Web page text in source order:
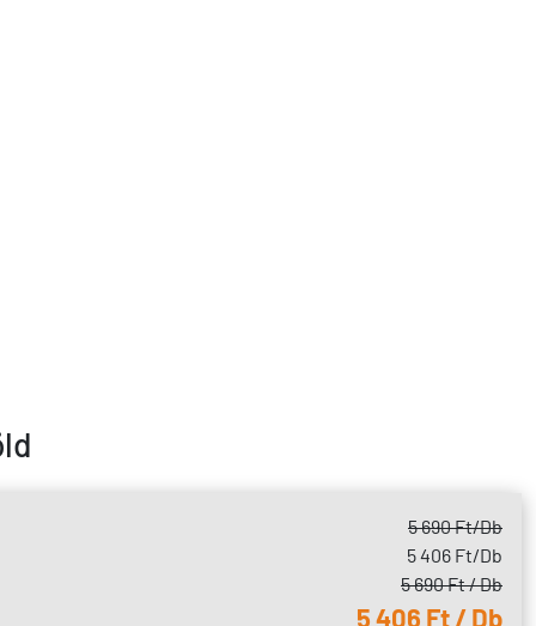
5 690 Ft/Db
5 406 Ft/Db
5 690 Ft / Db
5 406 Ft / Db